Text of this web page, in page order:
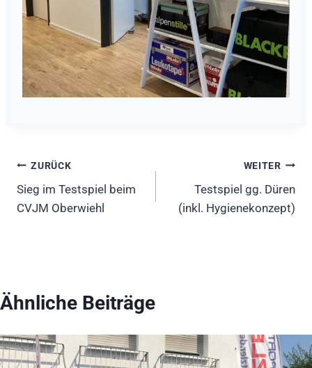
Beitragsnavigation
ZURÜCK
Sieg im Testspiel beim
CVJM Oberwiehl
WEITER
Testspiel gg. Düren
(inkl. Hygienekonzept)
Ähnliche Beiträge